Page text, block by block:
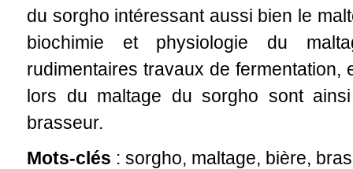
du sorgho intéressant aussi bien le
biochimie et physiologie du
rudimentaires travaux de
lors du maltage du sorgho sont
brasseur.
Mots-clés : sorgho, maltage, bière,